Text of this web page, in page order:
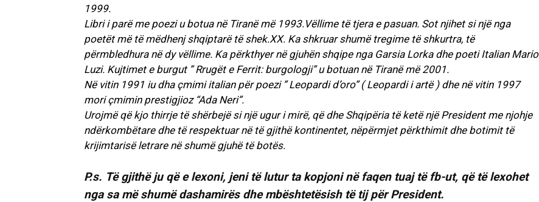
1999.
Libri i parë me poezi u botua në Tiranë më 1993.Vëllime të tjera e pasuan. Sot njihet si një nga
poetët më të mëdhenj shqiptarë të shek.XX. Ka shkruar shumë tregime të shkurtra, të
përmbledhura në dy vëllime. Ka përkthyer në gjuhën shqipe nga Garsia Lorka dhe poeti Italian Mario
Luzi. Kujtimet e burgut ” Rrugët e Ferrit: burgologji” u botuan në Tiranë më 2001.
Në vitin 1991 iu dha çmimi italian për poezi ” Leopardi d’oro” ( Leopardi i artë ) dhe në vitin 1997
mori çmimin prestigjioz “Ada Neri”.
Urojmë që kjo thirrje të shërbejë si një ugur i mirë, që dhe Shqipëria të ketë një President me njohje
ndërkombëtare dhe të respektuar në të gjithë kontinentet, nëpërmjet përkthimit dhe botimit të
krijimtarisë letrare në shumë gjuhë të botës.
P.s. Të gjithë ju që e lexoni, jeni të lutur ta kopjoni në faqen tuaj të fb-ut, që të lexohet
nga sa më shumë dashamirës dhe mbështetësish të tij për President.